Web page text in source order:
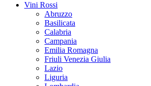
Vini Rossi
Abruzzo
Basilicata
Calabria
Campania
Emilia Romagna
Friuli Venezia Giulia
Lazio
Liguria